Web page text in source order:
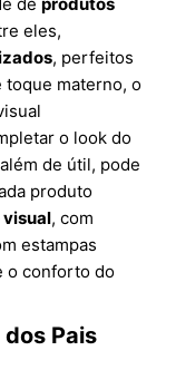
eles,
, perfeitos
toque materno, o
o look do
de útil, pode
produto
visual, com
estampas
o conforto do
Pais